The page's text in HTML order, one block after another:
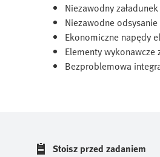
Niezawodny
Niezawodne
Ekonomiczne napędy
Elementy
Bezproblemowa
Stoisz przed zadaniem